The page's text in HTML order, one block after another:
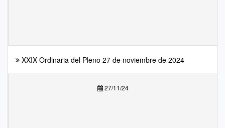
XXIX Ordinaria del Pleno 27 de noviembre de 2024
27/11/24